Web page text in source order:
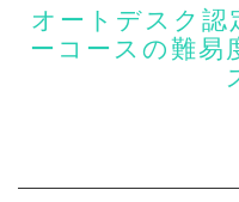
オートデスク
ーコースの難易